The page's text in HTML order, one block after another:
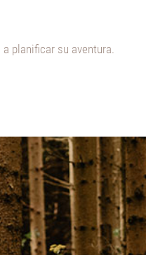
planificar su aventura.